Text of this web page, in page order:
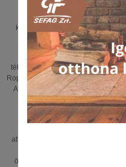
csónakázó tó valamint egy
természetőrház. A tópart
köszönhetően a jövőben a
lovasok is
A projekt alapvető célja a
tétele. A már a projekt
Ropolyi-tó térsége a Zselic egyik, a
A tó nem csak horgászásra
erre vezető
attrakciókról, a Zselic növény és
ökoturisztikai szolgáltatásairól